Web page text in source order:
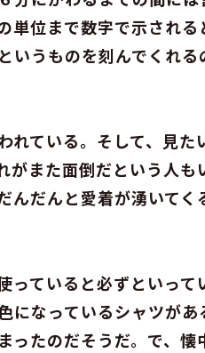
位まで数字で示され
うものを刻んでくれ
ている。そして、見
また面倒だという人も
だんと愛着が湧いて
ていると必ずといっ
なっているシャツが
たのだそうだ。で、